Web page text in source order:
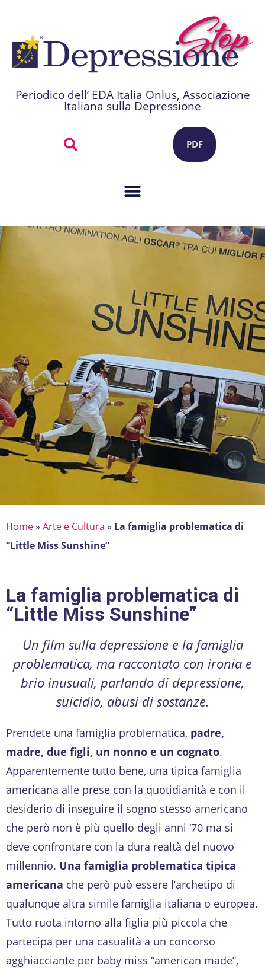
Periodico dell’ EDA Italia Onlus, Associazione
Italiana sulla Depressione
PDF
Home» Arte e Cultura » La famiglia problematica di
“Little Miss Sunshine”
La famiglia problematica di
“Little Miss Sunshine”
Un film sulla depressione e la famiglia
problematica, ma raccontato con ironia e
brio inusuali, parlando di depressione,
suicidio, abusi di sostanze.
Prendete una famiglia problematica, padre,
madre, due figli, un nonno e un cognato.
Apparentemente tutto bene, una tipica famiglia
americana alle prese con la quotidianità e con il
desiderio di inseguire il sogno stesso americano
che però non è più quello degli anni ‘70 ma si
deve confrontare con la dura realtà del nuovo
millennio. Una famiglia problematica tipica
americana che però può essere l’archetipo di
qualunque altra simile famiglia italiana o europea.
Tutto ruota intorno alla figlia più piccola che
partecipa per una casualità a un concorso
agghiacciante per baby miss “american made”,